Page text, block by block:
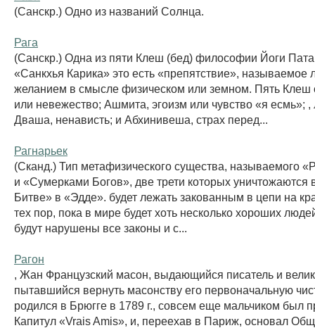
(Санскр.) Одно из названий Солнца.
Рага
(Санскр.) Одна из пяти Клеш (бед) философии Йоги
«Санкхья Карика» это есть «препятствие», называемое
желанием в смысле физическом или земном. Пять Клеш
или невежество; Ашмита, эгоизм или чувство «я есмь»;
Дваша, ненависть; и Абхинивеша, страх перед...
Рагнарьек
(Сканд.) Тип метафизического существа, называемого
и «Сумерками Богов», две трети которых уничтожаются
Битве» в «Эдде». будет лежать закованным в цепи на
тех пор, пока в мире будет хоть несколько хороших
будут нарушены все законы и с...
Рагон
, Жан Французский масон, выдающийся писатель и
пытавшийся вернуть масонству его первоначальную
родился в Брюгге в 1789 г., совсем еще мальчиком был
Капитул «Vrais Amis», и, переехав в Париж, основал